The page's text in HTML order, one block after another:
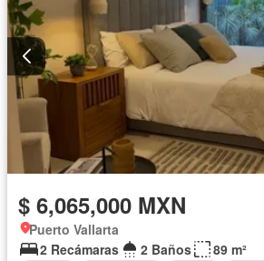
$ 6,065,000 MXN
Puerto Vallarta
2 Recámaras
2 Baños
89 m²